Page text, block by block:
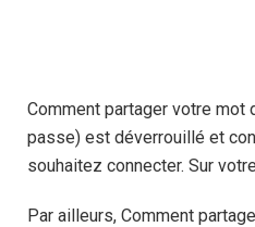
Comment partager votre
passe) est déverrouillé et
souhaitez connecter. Sur
Par ailleurs, Comment